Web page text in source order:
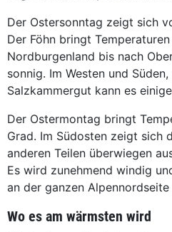
Der Ostersonntag zeigt sich
Der Föhn bringt
Nordburgenland bis nach
sonnig. Im Westen und
Salzkammergut kann es
Der Ostermontag bringt
Grad. Im Südosten zeigt sich
anderen Teilen überwiegen
Es wird zunehmend windig
an der ganzen Alpennordseite
Wo es am wärmsten wird